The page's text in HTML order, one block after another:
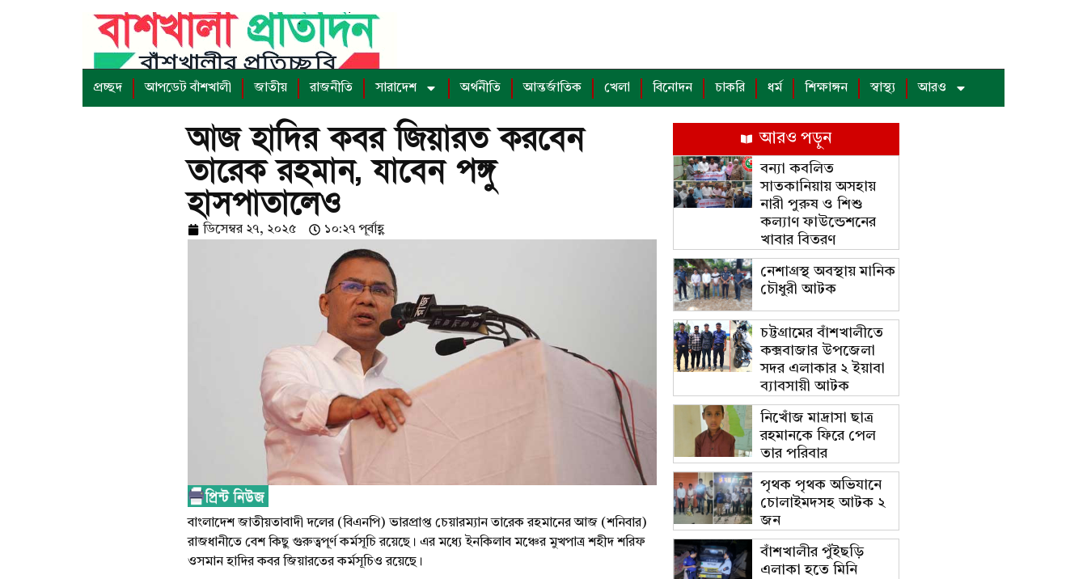
প্রচ্ছদ আপডেট বাঁশখালী জাতীয় রাজনীতি সারাদেশ অর্থনীতি আন্তর্জাতিক খেলা বিনোদন চাকরি ধর্ম শিক্ষাঙ্গন স্বাস্থ্য আরও
আজ হাদির কবর জিয়ারত করবেন
তারেক রহমান, যাবেন পঙ্গু
হাসপাতালেও
ডিসেম্বর ২৭, ২০২৫ ১০:২৭ পূর্বাহ্ণ
বাংলাদেশ জাতীয়তাবাদী দলের (বিএনপি) ভারপ্রাপ্ত চেয়ারম্যান তারেক রহমানের আজ (শনিবার)
রাজধানীতে বেশ কিছু গুরুত্বপূর্ণ কর্মসূচি রয়েছে। এর মধ্যে ইনকিলাব মঞ্চের মুখপাত্র শহীদ শরিফ
ওসমান হাদির কবর জিয়ারতের কর্মসূচিও রয়েছে।
আরও পড়ুন
বন্যা কবলিত
সাতকানিয়ায় অসহায়
নারী পুরুষ ও শিশু
কল্যাণ ফাউন্ডেশনের
খাবার বিতরণ
নেশাগ্রস্থ অবস্থায় মানিক
চৌধুরী আটক
চট্টগ্রামের বাঁশখালীতে
কক্সবাজার উপজেলা
সদর এলাকার ২ ইয়াবা
ব্যাবসায়ী আটক
নিখোঁজ মাদ্রাসা ছাত্র
রহমানকে ফিরে পেল
তার পরিবার
পৃথক পৃথক অভিযানে
চোলাইমদসহ আটক ২
জন
বাঁশখালীর পুঁইছড়ি
এলাকা হতে মিনি